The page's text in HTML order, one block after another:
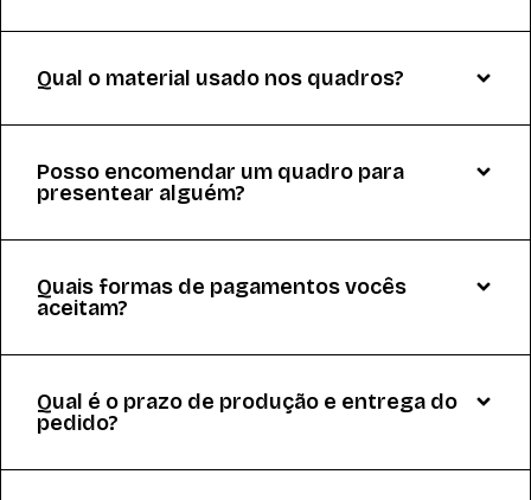
Qual o material usado nos quadros?
Posso encomendar um quadro para
presentear alguém?
Quais formas de pagamentos vocês
aceitam?
Qual é o prazo de produção e entrega do
pedido?